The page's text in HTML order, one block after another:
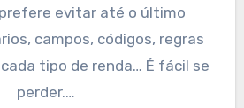
evitar até o último
campos, códigos, regras
tipo de renda… É fácil se
perder.…